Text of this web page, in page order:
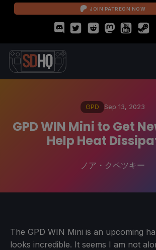
JOIN PATREON NOW
GPD Sep 13, 2023
GPD WIN Mini to Get
Help Heat
ノア・クペツキー
The GPD WIN Mini is an upcoming
looks incredible. It seems I am not